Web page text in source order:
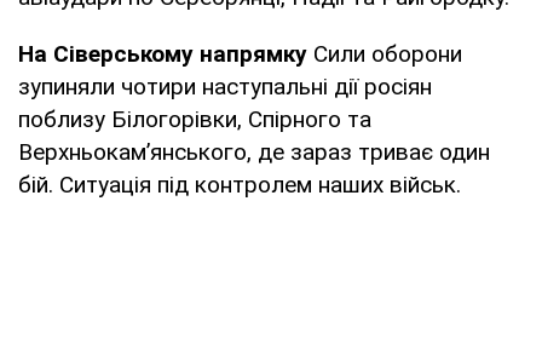
На Сіверському напрямку Сили оборони
зупиняли чотири наступальні дії росіян
поблизу Білогорівки, Спірного та
Верхньокам’янського, де зараз триває один
бій. Ситуація під контролем наших військ.